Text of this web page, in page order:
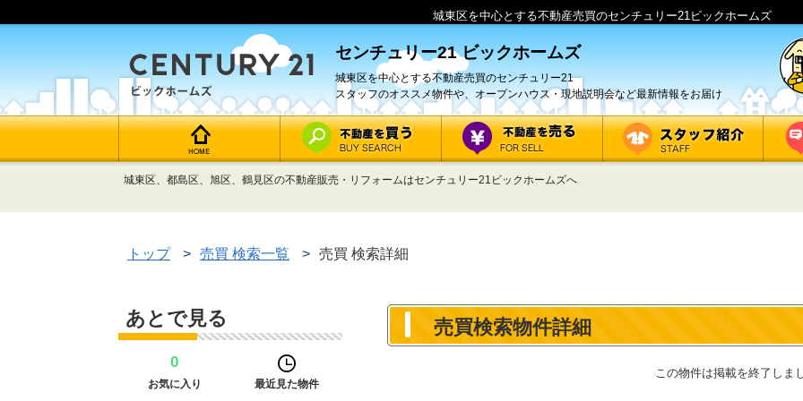
城東区を中心とする不動産売買のセンチュリー21
スタッフのオススメ物件や、オープンハウス・現地説明会など最新情報をお届け
センチュリー21 ビックホームズ
城東区を中心とする不動産売買のセンチュリー21ビックホームズ
城東区、都島区、旭区、鶴見区の不動産販売・リフォームはセンチュリー21ビックホームズへ
トップ > 売買 検索一覧 > 売買 検索詳細
売買検索物件詳細
この物件は掲載を終了しま
あとで見る
0
お気に入り 最近見た物件